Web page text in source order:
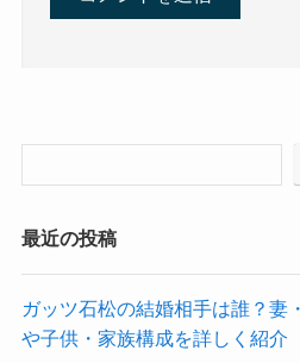
最近の投稿
ガッツ石松の結婚相手は誰？妻
や子供・家族構成を詳しく紹介